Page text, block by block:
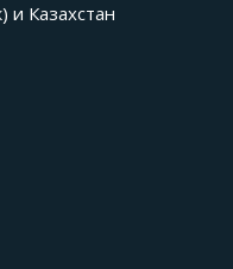
и Казахстан